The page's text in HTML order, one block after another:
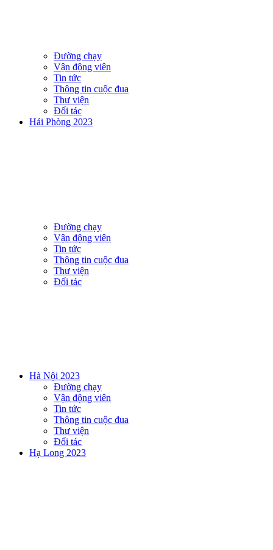
Đường chạy
Vận động viên
Tin tức
Thông tin cuộc đua
Thư viện
Đối tác
Hải Phòng 2023
Đường chạy
Vận động viên
Tin tức
Thông tin cuộc đua
Thư viện
Đối tác
Hà Nội 2023
Đường chạy
Vận động viên
Tin tức
Thông tin cuộc đua
Thư viện
Đối tác
Hạ Long 2023